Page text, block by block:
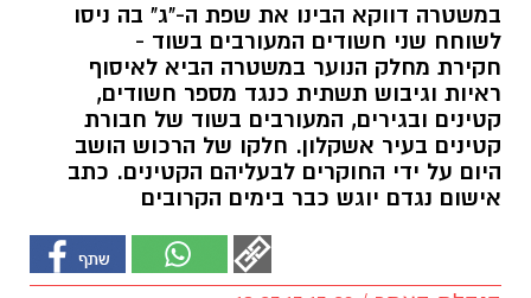
במשטרה דווקא הבינו את שפת ה-"ג" בה ניסו
לשוחח שני חשודים המעורבים בשוד -
חקירת מחלק הנוער במשטרה הביא לאיסוף
ראיות וגיבוש תשתית כנגד מספר חשודים,
קטינים ובגירים, המעורבים בשוד של חבורת
קטינים בעיר אשקלון. חלקו של הרכוש הושב
היום על ידי החוקרים לבעליהם הקטינים. כתב
אישום נגדם יוגש כבר בימים הקרובים